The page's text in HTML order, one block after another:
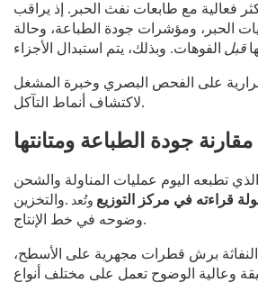
أكثر فعالية مع طابعات نفث الحبر. إذ يراقب
الحبر، ومؤشرات جودة الطباعة، وحالة
الفوهات. وبذلك، يتم استبدال الأجزاء قبل
على الفحص البصري وخبرة المشغل
لاكتشاف أنماط التآكل.
مقارنة جودة الطباعة ومتانتها
تطبعه اليوم عمليات المناولة والشحن
والتخزين.
قراءته في مركز التوزيع
وضوحه في خط الإنتاج.
النفاثة برش قطرات مجهرية على الأسطح،
وعالية الوضوح تعمل على مختلف أنواع